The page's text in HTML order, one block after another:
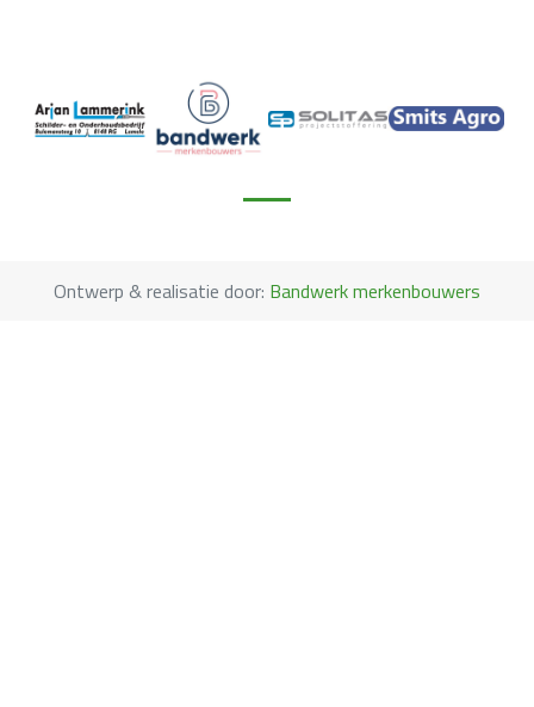
Ontwerp & realisatie door: Bandwerk merkenbouwers